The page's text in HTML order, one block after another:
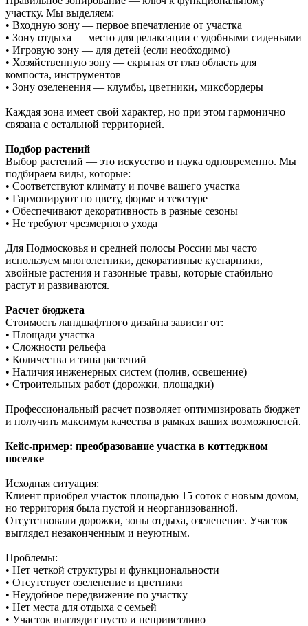
участку. Мы выделяем:
• Входную зону — первое впечатление от участка
• Зону отдыха — место для релаксации с удобными сиденьями
• Игровую зону — для детей (если необходимо)
• Хозяйственную зону — скрытая от глаз область для
компоста, инструментов
• Зону озеленения — клумбы, цветники, миксбордеры
Каждая зона имеет свой характер, но при этом гармонично
связана с остальной территорией.
Подбор растений
Выбор растений — это искусство и наука одновременно. Мы
подбираем виды, которые:
• Соответствуют климату и почве вашего участка
• Гармонируют по цвету, форме и текстуре
• Обеспечивают декоративность в разные сезоны
• Не требуют чрезмерного ухода
Для Подмосковья и средней полосы России мы часто
используем многолетники, декоративные кустарники,
хвойные растения и газонные травы, которые стабильно
растут и развиваются.
Расчет бюджета
Стоимость ландшафтного дизайна зависит от:
• Площади участка
• Сложности рельефа
• Количества и типа растений
• Наличия инженерных систем (полив, освещение)
• Строительных работ (дорожки, площадки)
Профессиональный расчет позволяет оптимизировать бюджет
и получить максимум качества в рамках ваших возможностей.
Кейс-пример: преобразование участка в коттеджном
поселке
Исходная ситуация:
Клиент приобрел участок площадью 15 соток с новым домом,
но территория была пустой и неорганизованной.
Отсутствовали дорожки, зоны отдыха, озеленение. Участок
выглядел незаконченным и неуютным.
Проблемы:
• Нет четкой структуры и функциональности
• Отсутствует озеленение и цветники
• Неудобное передвижение по участку
• Нет места для отдыха с семьей
• Участок выглядит пусто и неприветливо